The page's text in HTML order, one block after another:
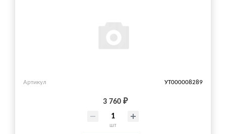
Артикул УТ000008289
3 760 ₽
шт